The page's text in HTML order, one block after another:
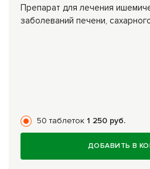
Препарат для лечения
заболеваний печени,
50 таблеток 1 250 руб.
ДОБАВИТЬ В